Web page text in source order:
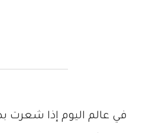
في عالم اليوم إذا